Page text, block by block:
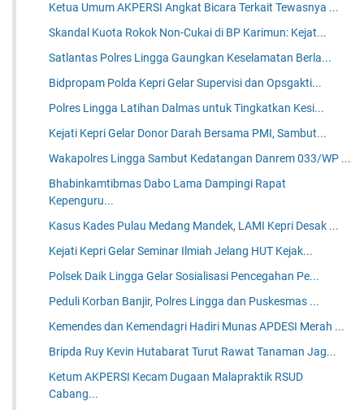
Ketua Umum AKPERSI Angkat Bicara Terkait Tewasnya ...
Skandal Kuota Rokok Non-Cukai di BP Karimun: Kejat...
Satlantas Polres Lingga Gaungkan Keselamatan Berla...
Bidpropam Polda Kepri Gelar Supervisi dan Opsgakti...
Polres Lingga Latihan Dalmas untuk Tingkatkan Kesi...
Kejati Kepri Gelar Donor Darah Bersama PMI, Sambut...
Wakapolres Lingga Sambut Kedatangan Danrem 033/WP ...
Bhabinkamtibmas Dabo Lama Dampingi Rapat
Kepenguru...
Kasus Kades Pulau Medang Mandek, LAMI Kepri Desak ...
Kejati Kepri Gelar Seminar Ilmiah Jelang HUT Kejak...
Polsek Daik Lingga Gelar Sosialisasi Pencegahan Pe...
Peduli Korban Banjir, Polres Lingga dan Puskesmas ...
Kemendes dan Kemendagri Hadiri Munas APDESI Merah ...
Bripda Ruy Kevin Hutabarat Turut Rawat Tanaman Jag...
Ketum AKPERSI Kecam Dugaan Malapraktik RSUD
Cabang...